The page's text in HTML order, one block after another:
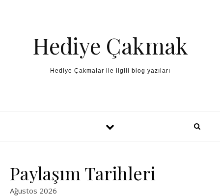
Hediye Çakmak
Hediye Çakmalar ile ilgili blog yazıları
Paylaşım Tarihleri
Ağustos 2026